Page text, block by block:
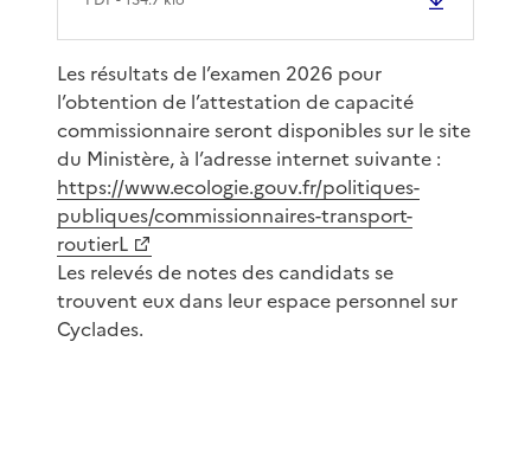
Les résultats de l’examen 2026 pour
l’obtention de l’attestation de capacité
commissionnaire seront disponibles sur le site
du Ministère, à l’adresse internet suivante :
https://www.ecologie.gouv.fr/politiques-
publiques/commissionnaires-transport-
routierL
Les relevés de notes des candidats se
trouvent eux dans leur espace personnel sur
Cyclades.